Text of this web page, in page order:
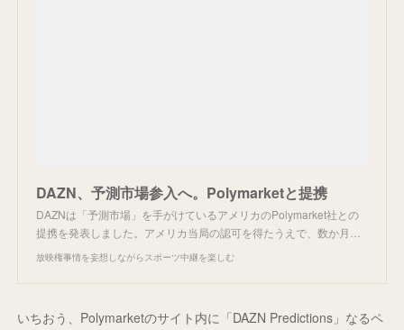
DAZN、予測市場参入へ。Polymarketと提携
DAZNは「予測市場」を手がけているアメリカのPolymarket社との
提携を発表しました。アメリカ当局の認可を得たうえで、数か月…
放映権事情を妄想しながらスポーツ中継を楽しむ
いちおう、Polymarketのサイト内に「DAZN Predictions」なるペ